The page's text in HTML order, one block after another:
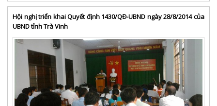
Hội nghị triển khai Quyết định 1430/QĐ-UBND ngày 28/8/2014 của
UBND tỉnh Trà Vinh